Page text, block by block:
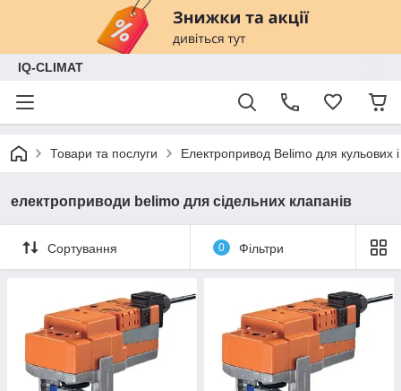
IQ-CLIMAT
Товари та послуги Електропривод Belimo для кульових і
електроприводи belimo для сідельних клапанів
Сортування 0 Фільтри